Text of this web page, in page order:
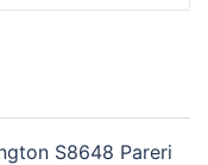
S8648 Pareri